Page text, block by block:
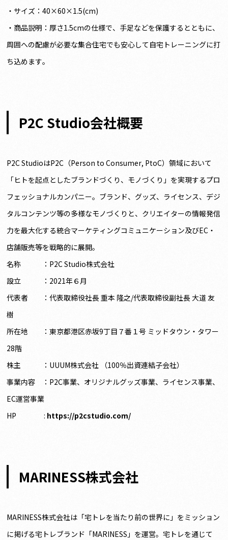
・サイズ：40×60×1.5(cm)
・商品説明：厚さ1.5cmの仕様で、手足などを保護するとともに、
周囲への配慮が必要な集合住宅でも安心して自宅トレーニングに打
ち込めます。
P2C Studio会社概要
P2C StudioはP2C（Person to Consumer, PtoC）領域において
「ヒトを起点としたブランドづくり、モノづくり」を実現するプロ
フェッショナルカンパニー。ブランド、グッズ、ライセンス、デジ
タルコンテンツ等の多様なモノづくりと、クリエイターの情報発信
力を最大化する統合マーケティングコミュニケーション及びEC・
店舗販売等を戦略的に展開。
名称 ：P2C Studio株式会社
設立 ：2021年６月
代表者 ：代表取締役社長 重本 隆之/代表取締役副社長 大道 友
樹
所在地 ：東京都港区赤坂9丁目７番１号 ミッドタウン・タワー
28階
株主 ：UUUM株式会社 （100％出資連結子会社）
事業内容 ：P2C事業、オリジナルグッズ事業、ライセンス事業、
EC運営事業
HP : https://p2cstudio.com/
MARINESS株式会社
MARINESS株式会社は「宅トレを当たり前の世界に」をミッション
に掲げる宅トレブランド「MARINESS」を運営。宅トレを通じて